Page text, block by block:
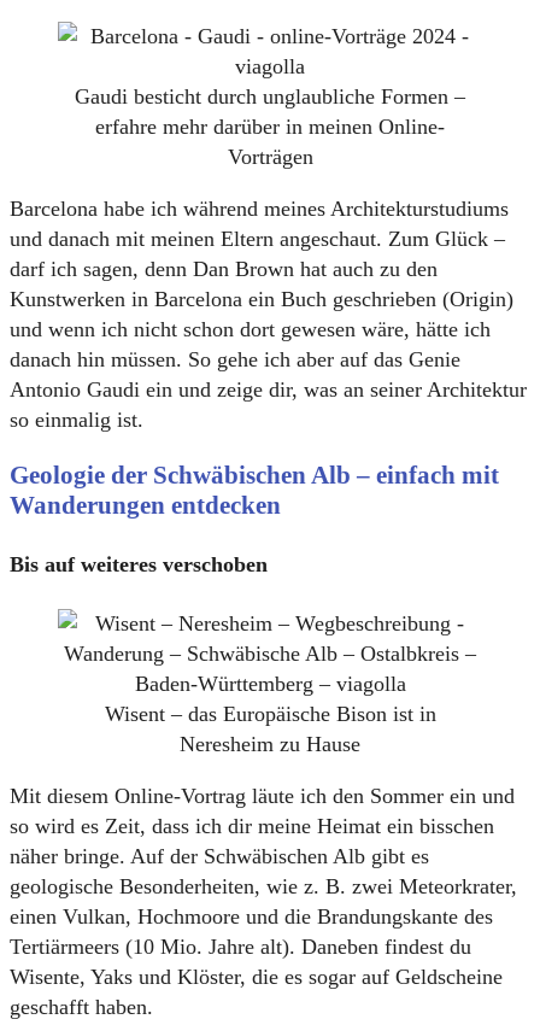
Gaudi besticht durch unglaubliche Formen –
erfahre mehr darüber in meinen Online-
Vorträgen
Barcelona habe ich während meines Architekturstudiums
und danach mit meinen Eltern angeschaut. Zum Glück –
darf ich sagen, denn Dan Brown hat auch zu den
Kunstwerken in Barcelona ein Buch geschrieben (Origin)
und wenn ich nicht schon dort gewesen wäre, hätte ich
danach hin müssen. So gehe ich aber auf das Genie
Antonio Gaudi ein und zeige dir, was an seiner Architektur
so einmalig ist.
Geologie der Schwäbischen Alb – einfach mit
Wanderungen entdecken
Bis auf weiteres verschoben
Wisent – das Europäische Bison ist in
Neresheim zu Hause
Mit diesem Online-Vortrag läute ich den Sommer ein und
so wird es Zeit, dass ich dir meine Heimat ein bisschen
näher bringe. Auf der Schwäbischen Alb gibt es
geologische Besonderheiten, wie z. B. zwei Meteorkrater,
einen Vulkan, Hochmoore und die Brandungskante des
Tertiärmeers (10 Mio. Jahre alt). Daneben findest du
Wisente, Yaks und Klöster, die es sogar auf Geldscheine
geschafft haben.